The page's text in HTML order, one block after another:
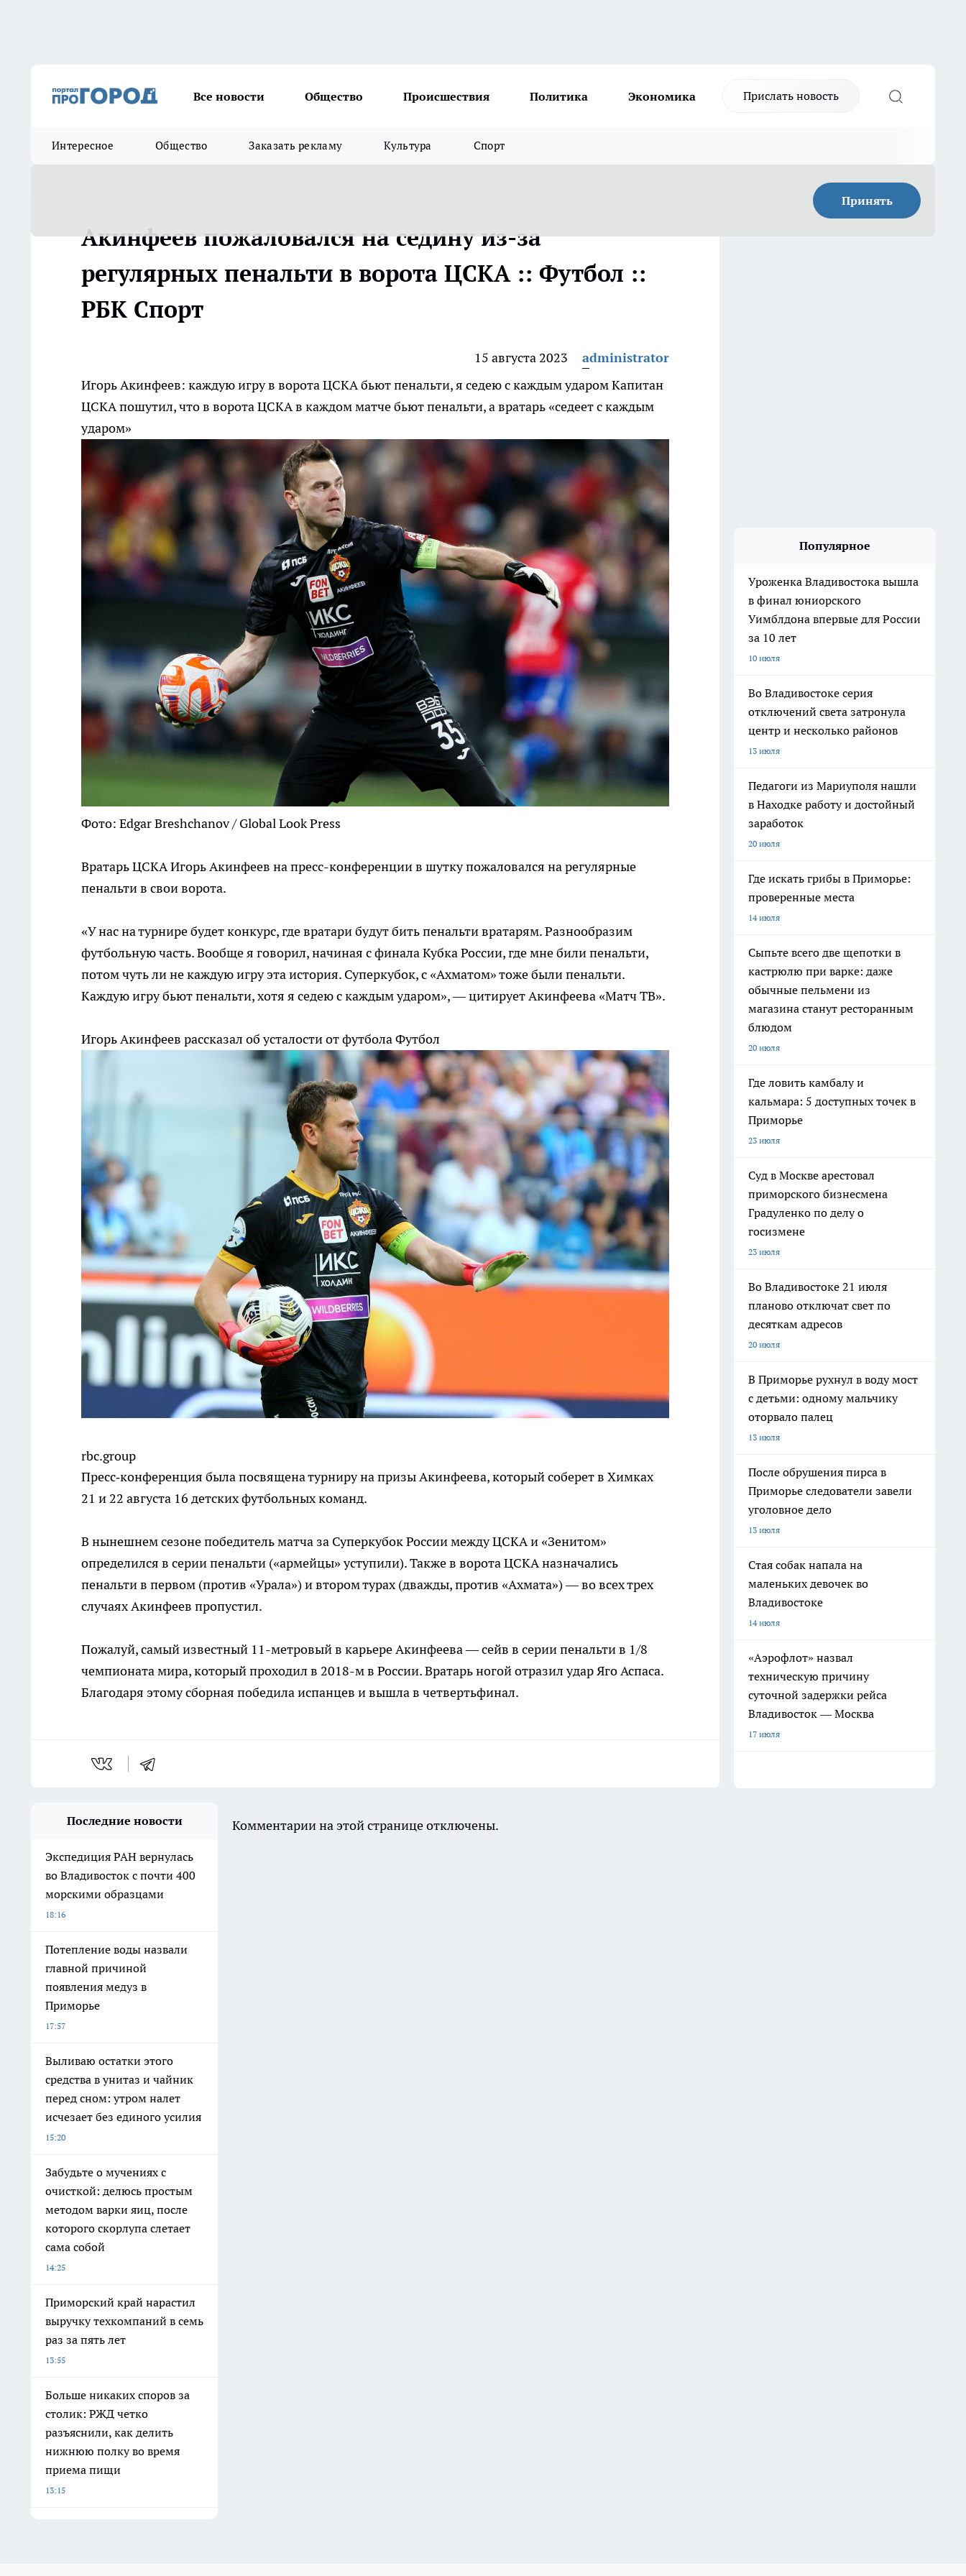
Все новости Общество Происшествия Политика Экономика Прислать новость
Интересное Общество Заказать рекламу Культура Спорт
Принять
Акинфеев пожаловался на седину из-за
регулярных пенальти в ворота ЦСКА :: Футбол ::
РБК Спорт
15 августа 2023
administrator
Игорь Акинфеев: каждую игру в ворота ЦСКА бьют пенальти, я седею с каждым ударомКапитан
ЦСКА пошутил, что в ворота ЦСКА в каждом матче бьют пенальти, а вратарь «седеет с каждым
ударом»
Фото: Edgar Breshchanov / Global Look Press
Вратарь ЦСКА Игорь Акинфеев на пресс-конференции в шутку пожаловался на регулярные
пенальти в свои ворота.
«У нас на турнире будет конкурс, где вратари будут бить пенальти вратарям. Разнообразим
футбольную часть. Вообще я говорил, начиная с финала Кубка России, где мне били пенальти,
потом чуть ли не каждую игру эта история. Суперкубок, с «Ахматом» тоже были пенальти.
Каждую игру бьют пенальти, хотя я седею с каждым ударом», — цитирует Акинфеева «Матч ТВ».
Игорь Акинфеев рассказал об усталости от футболаФутбол
rbc.group
Пресс‑конференция была посвящена турниру на призы Акинфеева, который соберет в Химках
21 и 22 августа 16 детских футбольных команд.
В нынешнем сезоне победитель матча за Суперкубок России между ЦСКА и «Зенитом»
определился в серии пенальти («армейцы» уступили). Также в ворота ЦСКА назначались
пенальти в первом (против «Урала») и втором турах (дважды, против «Ахмата») — во всех трех
случаях Акинфеев пропустил.
Пожалуй, самый известный 11-метровый в карьере Акинфеева — сейв в серии пенальти в 1/8
чемпионата мира, который проходил в 2018-м в России. Вратарь ногой отразил удар Яго Аспаса.
Благодаря этому сборная победила испанцев и вышла в четвертьфинал.
Популярное
Уроженка Владивостока вышла
в финал юниорского
Уимблдона впервые для России
за 10 лет
10 июля
Во Владивостоке серия
отключений света затронула
центр и несколько районов
13 июля
Педагоги из Мариуполя нашли
в Находке работу и достойный
заработок
20 июля
Где искать грибы в Приморье:
проверенные места
14 июля
Сыпьте всего две щепотки в
кастрюлю при варке: даже
обычные пельмени из
магазина станут ресторанным
блюдом
20 июля
Где ловить камбалу и
кальмара: 5 доступных точек в
Приморье
23 июля
Суд в Москве арестовал
приморского бизнесмена
Градуленко по делу о
госизмене
23 июля
Во Владивостоке 21 июля
планово отключат свет по
десяткам адресов
20 июля
В Приморье рухнул в воду мост
с детьми: одному мальчику
оторвало палец
13 июля
После обрушения пирса в
Приморье следователи завели
уголовное дело
13 июля
Стая собак напала на
маленьких девочек во
Владивостоке
14 июля
«Аэрофлот» назвал
техническую причину
суточной задержки рейса
Владивосток — Москва
17 июля
Последние новости
Экспедиция РАН вернулась
во Владивосток с почти 400
морскими образцами
18:16
Потепление воды назвали
главной причиной
появления медуз в
Приморье
17:57
Выливаю остатки этого
средства в унитаз и чайник
перед сном: утром налет
исчезает без единого усилия
15:20
Забудьте о мучениях с
очисткой: делюсь простым
методом варки яиц, после
которого скорлупа слетает
сама собой
14:25
Приморский край нарастил
выручку техкомпаний в семь
раз за пять лет
13:55
Больше никаких споров за
столик: РЖД четко
разъяснили, как делить
нижнюю полку во время
приема пищи
13:15
Комментарии на этой странице отключены.